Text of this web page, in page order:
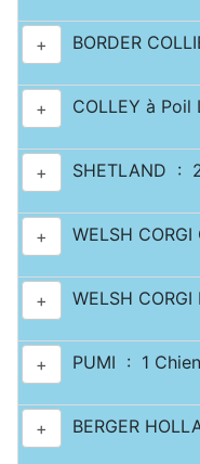
+ BORDER
+ COLLEY à
+ SHETLAND :
+ WELSH
+ WELSH
+ PUMI : 1
+ BERGER